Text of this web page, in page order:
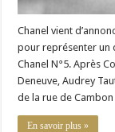
Chanel vient
pour représenter un
Chanel N°5. Après
Deneuve, Audrey
de la rue de
En savoir plus »